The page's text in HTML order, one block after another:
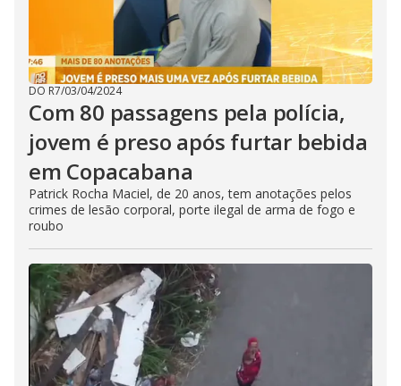
DO R7/03/04/2024
Com 80 passagens pela polícia,
jovem é preso após furtar bebida
em Copacabana
Patrick Rocha Maciel, de 20 anos, tem anotações pelos
crimes de lesão corporal, porte ilegal de arma de fogo e
roubo